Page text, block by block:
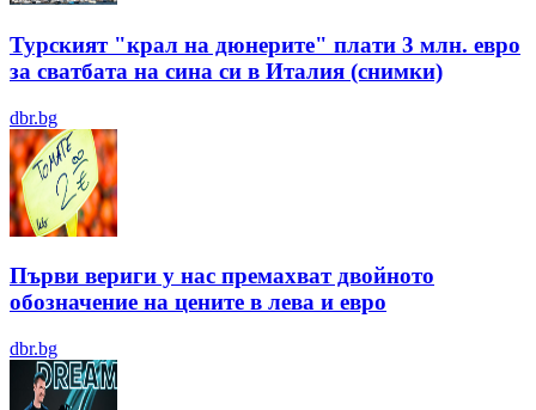
Турският "крал на дюнерите" плати 3 млн. евро
за сватбата на сина си в Италия (снимки)
dbr.bg
Първи вериги у нас премахват двойното
обозначение на цените в лева и евро
dbr.bg